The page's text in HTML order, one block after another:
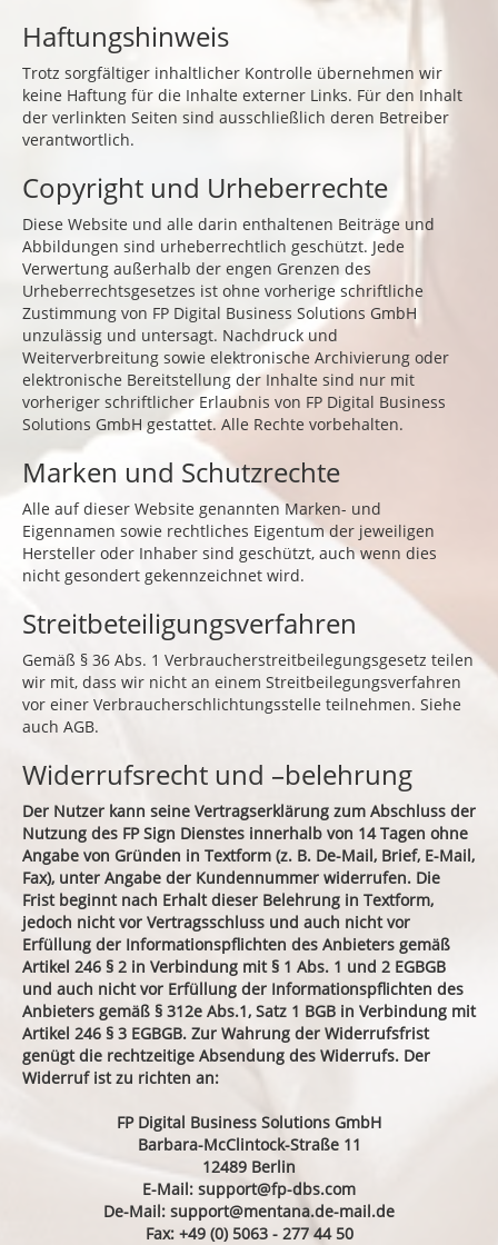
Haftungshinweis
Trotz sorgfältiger inhaltlicher Kontrolle übernehmen wir
keine Haftung für die Inhalte externer Links. Für den Inhalt
der verlinkten Seiten sind ausschließlich deren Betreiber
verantwortlich.
Copyright und Urheberrechte
Diese Website und alle darin enthaltenen Beiträge und
Abbildungen sind urheberrechtlich geschützt. Jede
Verwertung außerhalb der engen Grenzen des
Urheberrechtsgesetzes ist ohne vorherige schriftliche
Zustimmung von FP Digital Business Solutions GmbH
unzulässig und untersagt. Nachdruck und
Weiterverbreitung sowie elektronische Archivierung oder
elektronische Bereitstellung der Inhalte sind nur mit
vorheriger schriftlicher Erlaubnis von FP Digital Business
Solutions GmbH gestattet. Alle Rechte vorbehalten.
Marken und Schutzrechte
Alle auf dieser Website genannten Marken- und
Eigennamen sowie rechtliches Eigentum der jeweiligen
Hersteller oder Inhaber sind geschützt, auch wenn dies
nicht gesondert gekennzeichnet wird.
Streitbeteiligungsverfahren
Gemäß § 36 Abs. 1 Verbraucherstreitbeilegungsgesetz teilen
wir mit, dass wir nicht an einem Streitbeilegungsverfahren
vor einer Verbraucherschlichtungsstelle teilnehmen. Siehe
auch AGB.
Widerrufsrecht und –belehrung
Der Nutzer kann seine Vertragserklärung zum Abschluss der
Nutzung des FP Sign Dienstes innerhalb von 14 Tagen ohne
Angabe von Gründen in Textform (z. B. De-Mail, Brief, E-Mail,
Fax), unter Angabe der Kundennummer widerrufen. Die
Frist beginnt nach Erhalt dieser Belehrung in Textform,
jedoch nicht vor Vertragsschluss und auch nicht vor
Erfüllung der Informationspflichten des Anbieters gemäß
Artikel 246 § 2 in Verbindung mit § 1 Abs. 1 und 2 EGBGB
und auch nicht vor Erfüllung der Informationspflichten des
Anbieters gemäß § 312e Abs.1, Satz 1 BGB in Verbindung mit
Artikel 246 § 3 EGBGB. Zur Wahrung der Widerrufsfrist
genügt die rechtzeitige Absendung des Widerrufs. Der
Widerruf ist zu richten an:
FP Digital Business Solutions GmbH
Barbara-McClintock-Straße 11
12489 Berlin
E-Mail: support@fp-dbs.com
De-Mail: support@mentana.de-mail.de
Fax: +49 (0) 5063 - 277 44 50